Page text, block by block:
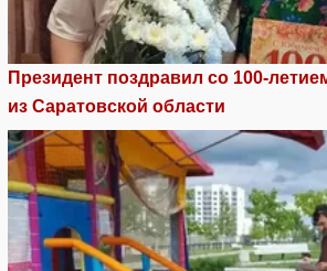
Президент поздравил со 100-
из Саратовской области